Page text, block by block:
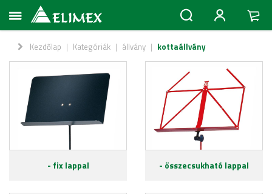
Kezdőlap | Kategóriák | állvány | kottaállvány
- fix lappal - összecsukható lappal